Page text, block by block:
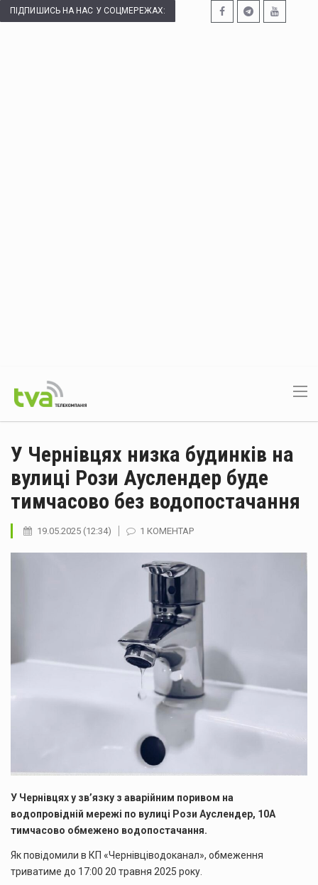
ПІДПИШИСЬ НА НАС У СОЦМЕРЕЖАХ:
У Чернівцях низка будинків на
вулиці Рози Ауслендер буде
тимчасово без водопостачання
19.05.2025 (12:34) 1 КОМЕНТАР
У Чернівцях у зв’язку з аварійним поривом на
водопровідній мережі по вулиці Рози Ауслендер, 10А
тимчасово обмежено водопостачання.
Як повідомили в КП «Чернівціводоканал», обмеження
триватиме до 17:00 20 травня 2025 року.